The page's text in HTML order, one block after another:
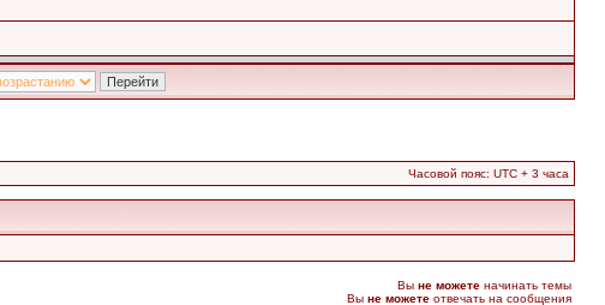
Часовой пояс: UTC + 3 часа
Вы не можете начинать темы
Вы не можете отвечать на сообщения